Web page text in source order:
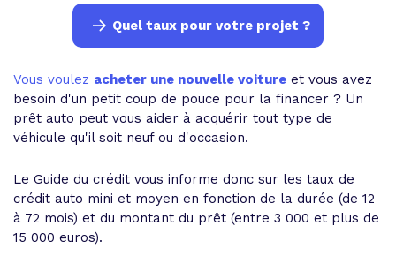
Quel taux pour votre projet ?
Vous voulez acheter une nouvelle voiture et vous avez
besoin d'un petit coup de pouce pour la financer ? Un
prêt auto peut vous aider à acquérir tout type de
véhicule qu'il soit neuf ou d'occasion.
Le Guide du crédit vous informe donc sur les taux de
crédit auto mini et moyen en fonction de la durée (de 12
à 72 mois) et du montant du prêt (entre 3 000 et plus de
15 000 euros).